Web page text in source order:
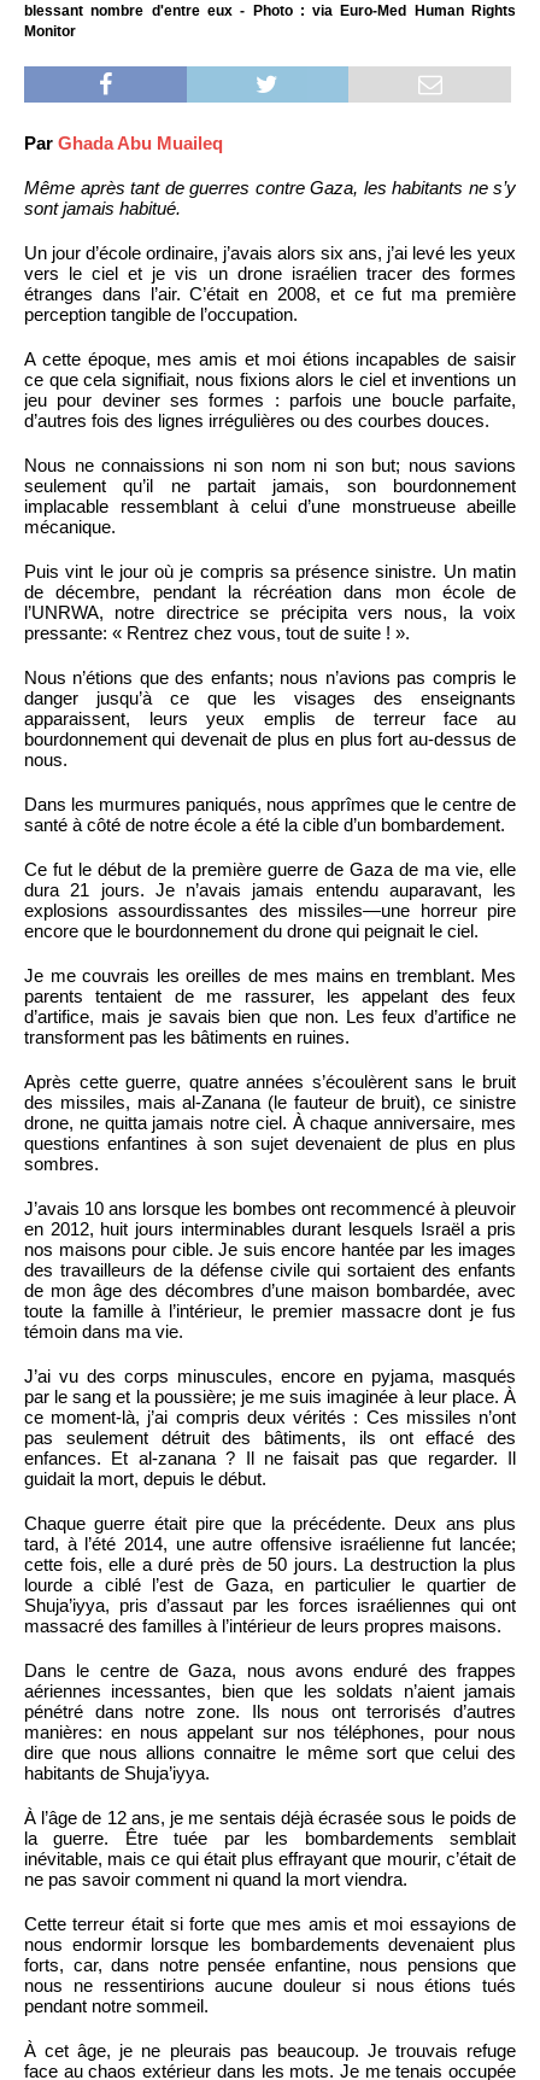
blessant nombre d'entre eux - Photo : via Euro-Med Human Rights
Monitor
Par Ghada Abu Muaileq
Même après tant de guerres contre Gaza, les habitants ne s’y
sont jamais habitué.
Un jour d’école ordinaire, j’avais alors six ans, j’ai levé les yeux
vers le ciel et je vis un drone israélien tracer des formes
étranges dans l’air. C’était en 2008, et ce fut ma première
perception tangible de l’occupation.
A cette époque, mes amis et moi étions incapables de saisir
ce que cela signifiait, nous fixions alors le ciel et inventions un
jeu pour deviner ses formes : parfois une boucle parfaite,
d’autres fois des lignes irrégulières ou des courbes douces.
Nous ne connaissions ni son nom ni son but; nous savions
seulement qu’il ne partait jamais, son bourdonnement
implacable ressemblant à celui d’une monstrueuse abeille
mécanique.
Puis vint le jour où je compris sa présence sinistre. Un matin
de décembre, pendant la récréation dans mon école de
l’UNRWA, notre directrice se précipita vers nous, la voix
pressante: « Rentrez chez vous, tout de suite ! ».
Nous n’étions que des enfants; nous n’avions pas compris le
danger jusqu’à ce que les visages des enseignants
apparaissent, leurs yeux emplis de terreur face au
bourdonnement qui devenait de plus en plus fort au-dessus de
nous.
Dans les murmures paniqués, nous apprîmes que le centre de
santé à côté de notre école a été la cible d’un bombardement.
Ce fut le début de la première guerre de Gaza de ma vie, elle
dura 21 jours. Je n’avais jamais entendu auparavant, les
explosions assourdissantes des missiles—une horreur pire
encore que le bourdonnement du drone qui peignait le ciel.
Je me couvrais les oreilles de mes mains en tremblant. Mes
parents tentaient de me rassurer, les appelant des feux
d’artifice, mais je savais bien que non. Les feux d’artifice ne
transforment pas les bâtiments en ruines.
Après cette guerre, quatre années s’écoulèrent sans le bruit
des missiles, mais al-Zanana (le fauteur de bruit), ce sinistre
drone, ne quitta jamais notre ciel. À chaque anniversaire, mes
questions enfantines à son sujet devenaient de plus en plus
sombres.
J’avais 10 ans lorsque les bombes ont recommencé à pleuvoir
en 2012, huit jours interminables durant lesquels Israël a pris
nos maisons pour cible. Je suis encore hantée par les images
des travailleurs de la défense civile qui sortaient des enfants
de mon âge des décombres d’une maison bombardée, avec
toute la famille à l’intérieur, le premier massacre dont je fus
témoin dans ma vie.
J’ai vu des corps minuscules, encore en pyjama, masqués
par le sang et la poussière; je me suis imaginée à leur place. À
ce moment-là, j’ai compris deux vérités : Ces missiles n’ont
pas seulement détruit des bâtiments, ils ont effacé des
enfances. Et al-zanana ? Il ne faisait pas que regarder. Il
guidait la mort, depuis le début.
Chaque guerre était pire que la précédente. Deux ans plus
tard, à l’été 2014, une autre offensive israélienne fut lancée;
cette fois, elle a duré près de 50 jours. La destruction la plus
lourde a ciblé l’est de Gaza, en particulier le quartier de
Shuja’iyya, pris d’assaut par les forces israéliennes qui ont
massacré des familles à l’intérieur de leurs propres maisons.
Dans le centre de Gaza, nous avons enduré des frappes
aériennes incessantes, bien que les soldats n’aient jamais
pénétré dans notre zone. Ils nous ont terrorisés d’autres
manières: en nous appelant sur nos téléphones, pour nous
dire que nous allions connaitre le même sort que celui des
habitants de Shuja’iyya.
À l’âge de 12 ans, je me sentais déjà écrasée sous le poids de
la guerre. Être tuée par les bombardements semblait
inévitable, mais ce qui était plus effrayant que mourir, c’était de
ne pas savoir comment ni quand la mort viendra.
Cette terreur était si forte que mes amis et moi essayions de
nous endormir lorsque les bombardements devenaient plus
forts, car, dans notre pensée enfantine, nous pensions que
nous ne ressentirions aucune douleur si nous étions tués
pendant notre sommeil.
À cet âge, je ne pleurais pas beaucoup. Je trouvais refuge
face au chaos extérieur dans les mots. Je me tenais occupée